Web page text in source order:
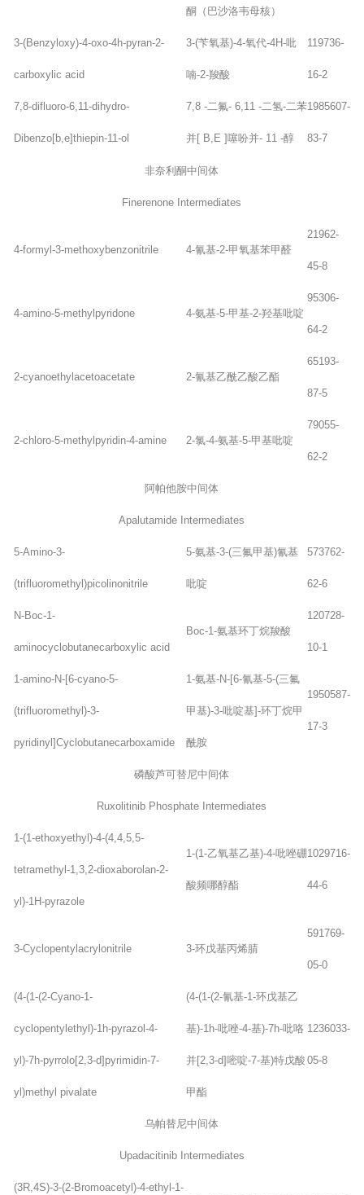
酮（巴沙洛韦母核）
3-(Benzyloxy)-4-oxo-4h-pyran-2-
carboxylic acid
3-(苄氧基)-4-氧代-4H-吡
喃-2-羧酸
119736-
16-2
7,8-difluoro-6,11-dihydro-
Dibenzo[b,e]thiepin-11-ol
7,8 -二氟- 6,11 -二氢-二苯
并[ B,E ]噻吩并- 11 -醇
1985607-
83-7
非奈利酮中间体
Finerenone Intermediates
4-formyl-3-methoxybenzonitrile 4-氰基-2-甲氧基苯甲醛
21962-
45-8
4-amino-5-methylpyridone 4-氨基-5-甲基-2-羟基吡啶
95306-
64-2
2-cyanoethylacetoacetate 2-氰基乙酰乙酸乙酯
65193-
87-5
2-chloro-5-methylpyridin-4-amine 2-氯-4-氨基-5-甲基吡啶
79055-
62-2
阿帕他胺中间体
Apalutamide Intermediates
5-Amino-3-
(trifluoromethyl)picolinonitrile
5-氨基-3-(三氟甲基)氰基
吡啶
573762-
62-6
N-Boc-1-
aminocyclobutanecarboxylic acid
Boc-1-氨基环丁烷羧酸
120728-
10-1
1-amino-N-[6-cyano-5-
(trifluoromethyl)-3-
pyridinyl]Cyclobutanecarboxamide
1-氨基-N-[6-氰基-5-(三氟
甲基)-3-吡啶基]-环丁烷甲
酰胺
1950587-
17-3
磷酸芦可替尼中间体
Ruxolitinib Phosphate Intermediates
1-(1-ethoxyethyl)-4-(4,4,5,5-
tetramethyl-1,3,2-dioxaborolan-2-
yl)-1H-pyrazole
1-(1-乙氧基乙基)-4-吡唑硼
酸频哪醇酯
1029716-
44-6
3-Cyclopentylacrylonitrile 3-环戊基丙烯腈
591769-
05-0
(4-(1-(2-Cyano-1-
cyclopentylethyl)-1h-pyrazol-4-
yl)-7h-pyrrolo[2,3-d]pyrimidin-7-
yl)methyl pivalate
(4-(1-(2-氰基-1-环戊基乙
基)-1h-吡唑-4-基)-7h-吡咯
并[2,3-d]嘧啶-7-基)特戊酸
甲酯
1236033-
05-8
乌帕替尼中间体
Upadacitinib Intermediates
(3R,4S)-3-(2-Bromoacetyl)-4-ethyl-1-